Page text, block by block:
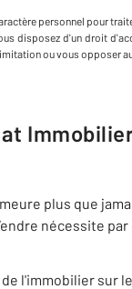
personnel pour
disposez d'un droit
ou vous opposer
plus que
nécessite
l'immobilier sur